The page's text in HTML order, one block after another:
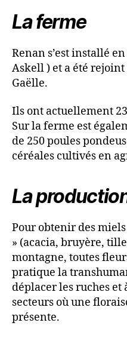
La ferme
Renan s’est installé en
Askell ) et a été
Gaëlle.
Ils ont actuellement
Sur la ferme est
de 250 poules
céréales cultivés en
La
Pour obtenir des
» (acacia, bruyère,
montagne, toutes
pratique la
déplacer les ruches et
secteurs où une
présente.